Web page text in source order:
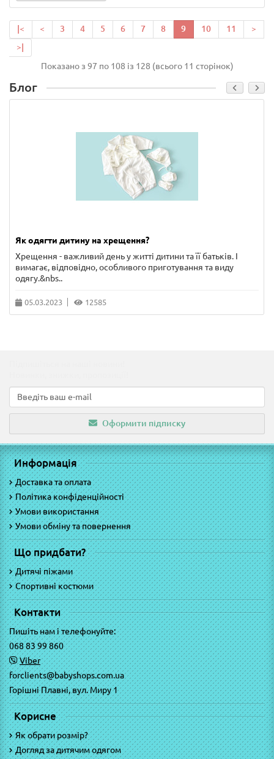
|< < 3 4 5 6 7 8 9 10 11
>
>|
Показано з 97 по 108 із 128 (всього 11 сторінок)
Блог
Як одягти дитину на хрещення?
Хрещення - важливий день у житті дитини та її батьків. І
вимагає, відповідно, особливого приготування та виду
одягу.&nbs..
05.03.2023 12585
Оформити підписку
Информація
Доставка та оплата
Політика конфіденційності
Умови використання
Умови обміну та повернення
Що придбати?
Дитячі піжами
Спортивні костюми
Контакти
Пишіть нам і телефонуйте:
068 83 99 860
Viber
forclients@babyshops.com.ua
Горішні Плавні, вул. Миру 1
Корисне
Як обрати розмір?
Догляд за дитячим одягом